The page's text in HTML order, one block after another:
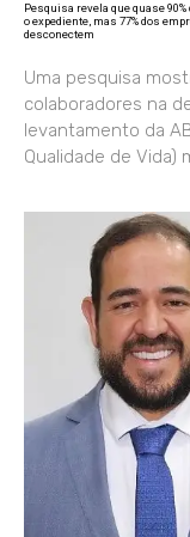
Pesquisa revela que quase
o expediente, mas 77% dos
desconectem
Uma pesquisa
colaboradores na
levantamento da
Qualidade de Vida)